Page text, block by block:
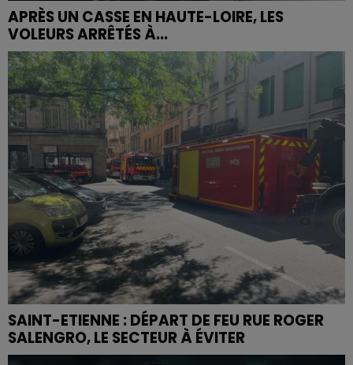
APRÈS UN CASSE EN HAUTE-LOIRE, LES
VOLEURS ARRÊTÉS À...
SAINT-ETIENNE : DÉPART DE FEU RUE ROGER
SALENGRO, LE SECTEUR À ÉVITER